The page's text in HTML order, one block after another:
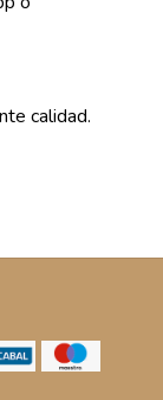
calidad.